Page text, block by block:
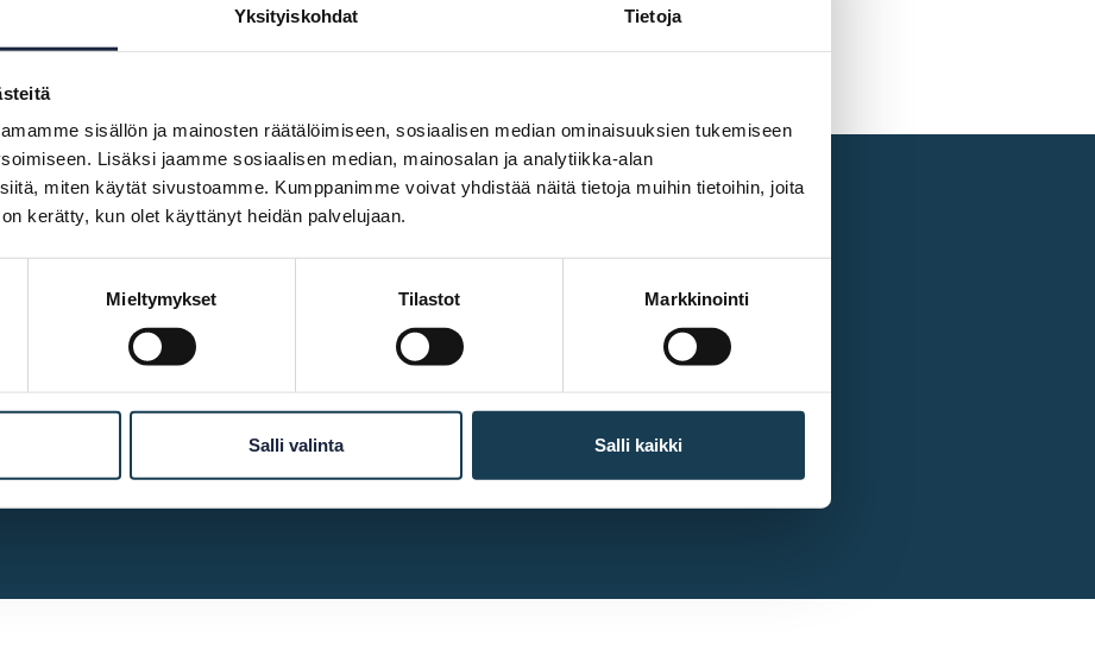
Yksityiskohdat Tietoja
sisällön ja mainosten räätälöimiseen, sosiaalisen median ominaisuuksien tukemiseen
Lisäksi jaamme sosiaalisen median, mainosalan ja analytiikka-alan
miten käytät sivustoamme. Kumppanimme voivat yhdistää näitä tietoja muihin tietoihin, joita
kerätty, kun olet käyttänyt heidän palvelujaan.
Mieltymykset Tilastot Markkinointi
Salli valinta Salli kaikki
More info
Accessibility
Other links
European Commission